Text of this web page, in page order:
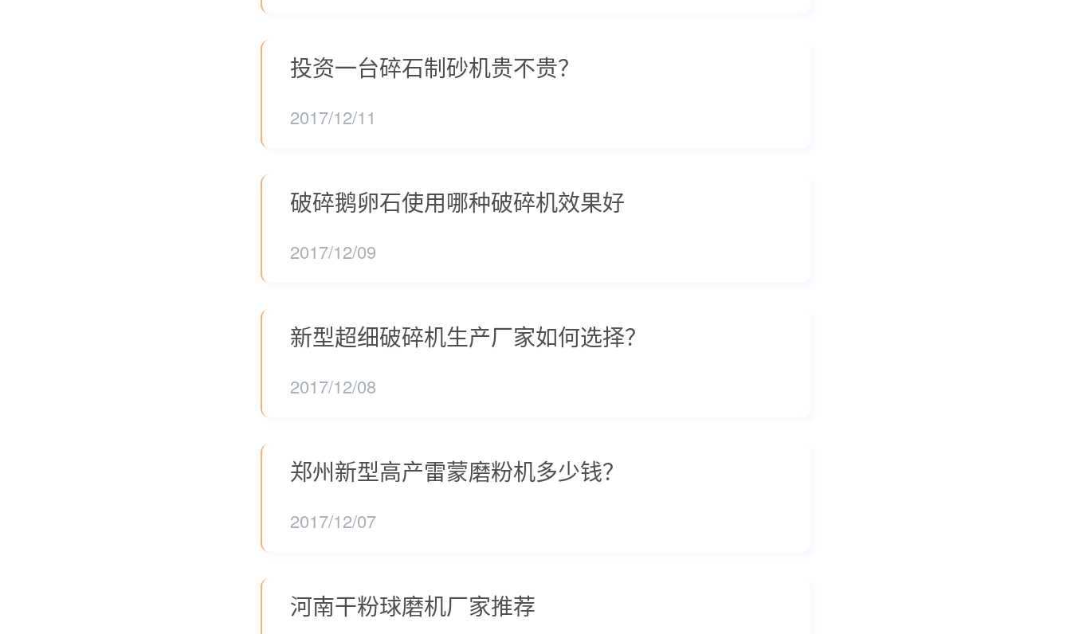
投资一台碎石制砂机贵不贵？
2017/12/11
破碎鹅卵石使用哪种破碎机效果好
2017/12/09
新型超细破碎机生产厂家如何选择？
2017/12/08
郑州新型高产雷蒙磨粉机多少钱？
2017/12/07
河南干粉球磨机厂家推荐